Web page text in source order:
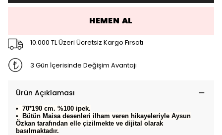
HEMEN AL
10.000 TL Üzeri Ücretsiz Kargo Fırsatı
3 Gün İçerisinde Değişim Avantajı
Ürün Açıklaması
•⁠ ⁠70*190 cm. %100 ipek.
•⁠ ⁠Bütün Maisa desenleri ilham veren hikayeleriyle Aysun
Özkan tarafından elle çizilmekte ve dijital olarak
basılmaktadır.